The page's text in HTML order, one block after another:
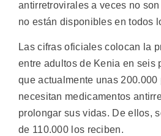
antirretrovirales a veces no
no están disponibles en todos
Las cifras oficiales colocan la
entre adultos de Kenia en seis
que actualmente unas
necesitan medicamentos
prolongar sus vidas. De ellos,
de 110.000 los reciben.